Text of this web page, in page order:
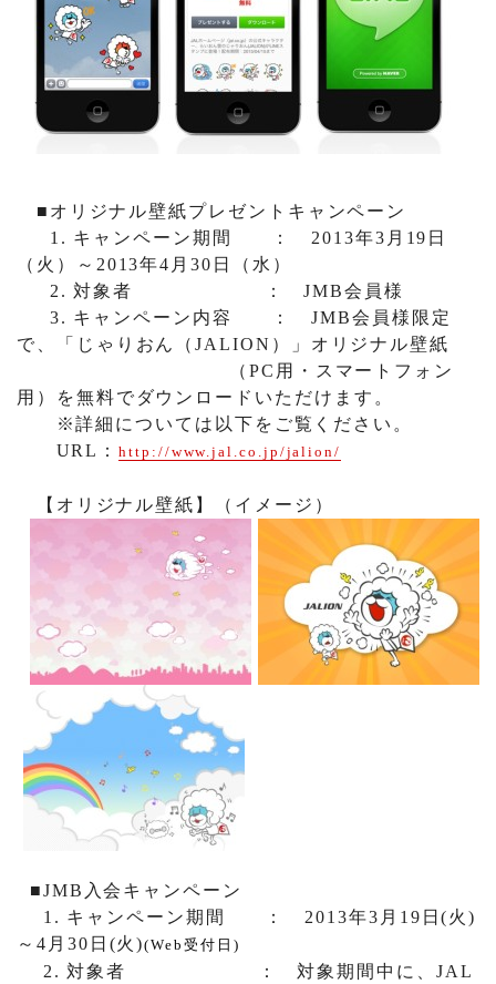
■オリジナル壁紙プレゼントキャンペーン
1. キャンペーン期間 ： 2013年3 月 19 日
（火）～ 2013年4 月30 日（水）
2. 対象者 ：JMB会員様
3. キャンペーン内容 ：JMB会員様限定
で、「じゃりおん（JALION ）」オリジナル壁紙
（ PC 用・スマートフォン
用）を無料でダウンロードいただけます。
※詳細については以下をご覧ください。
URL ：http://www.jal.co.jp/jalion/
【オリジナル壁紙】（イメージ）
■JMB 入会キャンペーン
1. キャンペーン期間 ： 2013年3 月 19 日(火)
～ 4 月 30 日 (火)(Web 受付日 )
2. 対象者 ： 対象期間中に、 JAL